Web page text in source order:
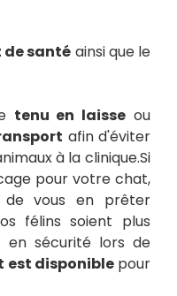
de santé ainsi que le
tenu en laisse ou
afin d'éviter
à la clinique.Si
pour votre chat,
de vous en prêter
félins soient plus
en sécurité lors de
est disponiblepour